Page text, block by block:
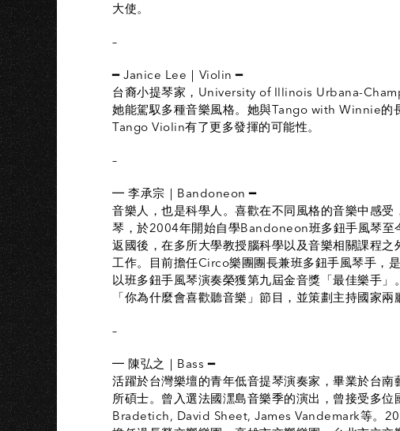
大使。
–
━ Janice Lee｜Violin ━
台裔小提琴家，University of Illinois Urbana-
她能駕馭多種音樂風格。她與Tango with Winnie的
Tango Violin有了更多發揮的可能性。
–
━ 李承宗｜Bandoneon ━
音樂人，也是科學人。喜歡在不同風格的音樂中感
琴，於2004年開始自學Bandoneon班多鈕手風琴至
返國後，在多所大學教授腦科學以及音樂相關課程
工作。目前擔任Circo樂團團長兼班多鈕手風琴手，
以班多鈕手風琴演奏榮獲第九屆金音獎「最佳樂手
「你為什麼會喜歡聽音樂」節目，並策劃主持國家
–
━ 陳弘之｜Bass ━
活躍於台灣樂壇的青年低音提琴演奏家，畢業於台
所碩士。曾入選法國潶島音樂季的演出，曾接受多
Bradetich, David Sheet, James Vandemark等。